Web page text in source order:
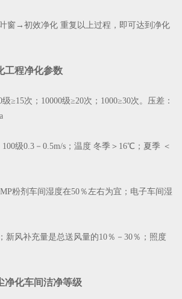
→初效净化 重复以上过程，即可达到净化
程净化参数
次；10000级≥20次；1000≥30次。压差：
级0.3－0.5m/s；温度 冬季＞16℃；夏季 ＜
粉剂车间湿度在50％左右为宜；电子车间湿
风补充量是总送风量的10％－30％；照度
化车间洁净等级